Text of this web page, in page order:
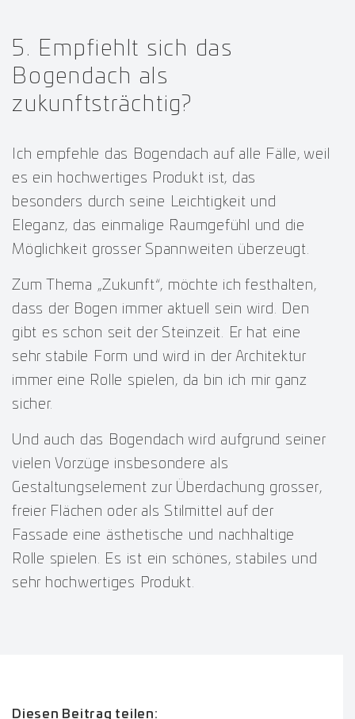
5. Empfiehlt sich das
Bogendach als
zukunftsträchtig?
Ich empfehle das Bogendach auf alle Fälle, weil
es ein hochwertiges Produkt ist, das
besonders durch seine Leichtigkeit und
Eleganz, das einmalige Raumgefühl und die
Möglichkeit grosser Spannweiten überzeugt.
Zum Thema „Zukunft“, möchte ich festhalten,
dass der Bogen immer aktuell sein wird. Den
gibt es schon seit der Steinzeit. Er hat eine
sehr stabile Form und wird in der Architektur
immer eine Rolle spielen, da bin ich mir ganz
sicher.
Und auch das Bogendach wird aufgrund seiner
vielen Vorzüge insbesondere als
Gestaltungselement zur Überdachung grosser,
freier Flächen oder als Stilmittel auf der
Fassade eine ästhetische und nachhaltige
Rolle spielen. Es ist ein schönes, stabiles und
sehr hochwertiges Produkt.
Diesen Beitrag teilen: